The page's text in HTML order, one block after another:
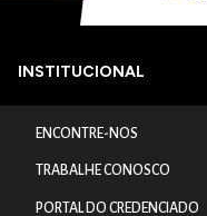
INSTITUCIONAL
ENCONTRE-NOS
TRABALHE CONOSCO
PORTAL DO CREDENCIADO